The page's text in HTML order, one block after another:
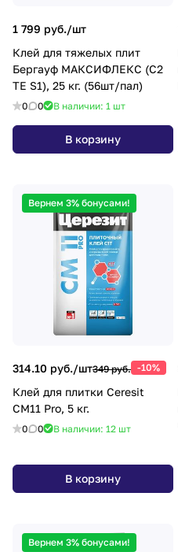
1 799 руб./шт
Клей для тяжелых плит
Бергауф МАКСИФЛЕКС (C2
TE S1), 25 кг. (56шт/пал)
0 0 В наличии: 1 шт
В корзину
Вернем 3% бонусами!
314.10 руб./шт349 руб. -10%
Клей для плитки Ceresit
CM11 Pro, 5 кг.
0 0 В наличии: 12 шт
В корзину
Вернем 3% бонусами!